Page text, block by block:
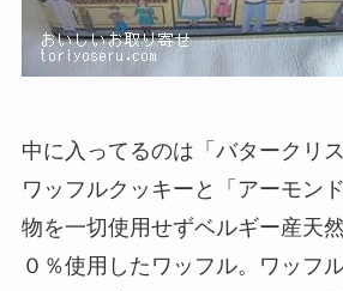
中に入ってるのは「バタークリ
ワッフルクッキーと「アーモン
物を一切使用せずベルギー産天
０％使用したワッフル。ワッフ